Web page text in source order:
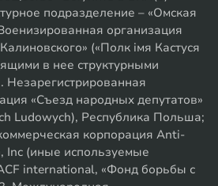
подразделение – «Омская
организация
(«Полк iмя Кастуся
в нее структурными
Незарегистрированная
«Съезд народных депутатов»
Ludowych), Республика Польша;
корпорация Anti-
Inc (иные используемые
international, «Фонд борьбы с